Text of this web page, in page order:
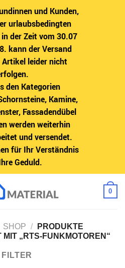
und Kunden,
urlaubsbedingten
der Zeit vom 30.07
kann der Versand
leider nicht
den Kategorien
Kamine,
Fassadendübel
werden weiterhin
und versendet.
für Ihr Verständnis
Geduld.
0
SHOP /
PRODUKTE
„RTS-FUNKMOTOREN“
FILTER